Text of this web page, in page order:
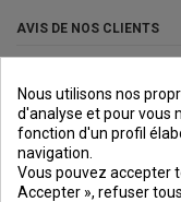
AVIS DE NOS CLIENTS
PREMIOS
DE PAGO
Nous utilisons nos
d'analyse et pour vous
fonction d'un profil
navigation.
Vous pouvez accepter
Accepter », refuser